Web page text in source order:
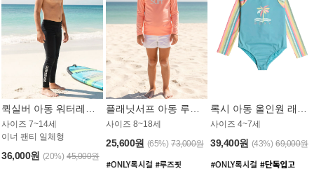
사이즈 7~14세
이너 팬티 일체형
36,000원 (20%) 45,000원
사이즈 8~18세
25,600원 (65%) 73,000원
사이즈 4~7세
39,400원 (43%) 69,000원